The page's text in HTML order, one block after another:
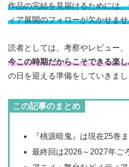
作品の完結を見届けるためには
ィア展開のフォローが欠かせま
読者としては、考察やレビュー、
今この時期だからこそできる楽
の日を迎える準備をしていきまし
この記事のまとめ
『桃源暗鬼』は現在25巻
最終回は2026～2027年ご